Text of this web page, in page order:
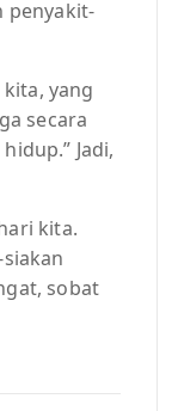
penyakit-
yang
secara
Jadi,
kita.
sobat